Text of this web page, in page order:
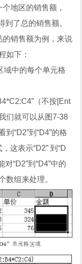
地区的销售额，
到了总的销售额。
销售额为例，来说
如下：
域中的每个单元格
（不按[Ent
们就可以从图7-38
“D2”到“D4”的格
这表示“D2” 到“D
“D2”到“D4”中的
数组来处理。